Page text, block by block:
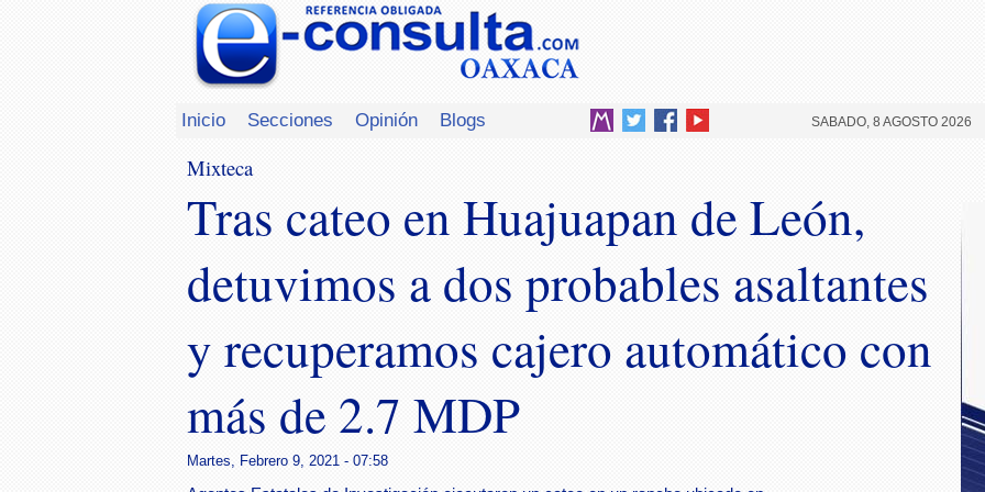
Inicio Secciones Opinión Blogs SABADO, 8 AGOSTO 2026
Mixteca
Tras cateo en Huajuapan de León,
detuvimos a dos probables asaltantes
y recuperamos cajero automático con
más de 2.7 MDP
Martes, Febrero 9, 2021 - 07:58